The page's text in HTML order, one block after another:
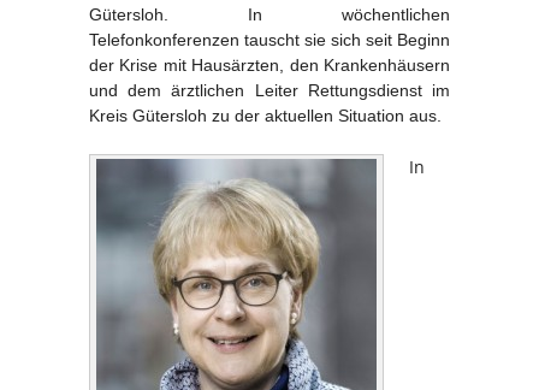
Gütersloh. In wöchentlichen
Telefonkonferenzen tauscht sie sich seit Beginn
der Krise mit Hausärzten, den Krankenhäusern
und dem ärztlichen Leiter Rettungsdienst im
Kreis Gütersloh zu der aktuellen Situation aus.
In